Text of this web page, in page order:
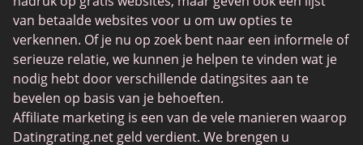
JPeopleMeet
Trans Daten
Senior Datingsites
MijnLOL
Gay Dating
van betaalde websites voor u om uw opties te
verkennen. Of je nu op zoek bent naar een informele of
serieuze relatie, we kunnen je helpen te vinden wat je
nodig hebt door verschillende datingsites aan te
bevelen op basis van je behoeften.
Affiliate marketing is een van de vele manieren waarop
Datingrating.net geld verdient. We brengen u